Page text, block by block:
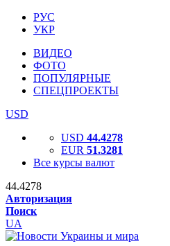
РУС
УКР
ВИДЕО
ФОТО
ПОПУЛЯРНЫЕ
СПЕЦПРОЕКТЫ
USD
USD 44.4278
EUR 51.3281
Все курсы валют
44.4278
Авторизация
Поиск
UA